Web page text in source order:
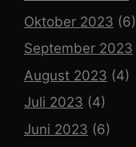
Oktober 2023 (6)
September 2023
August 2023 (4)
Juli 2023 (4)
Juni 2023 (6)